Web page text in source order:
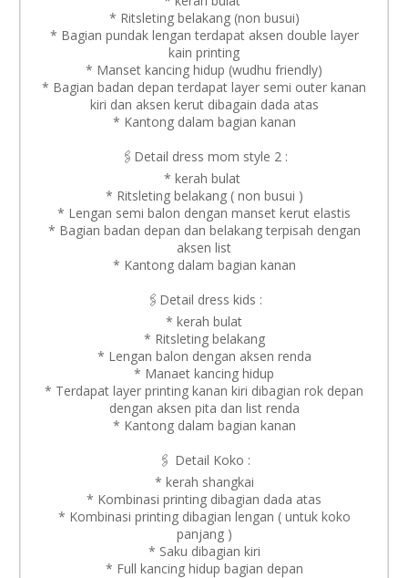
* Ritsleting belakang (non busui)
* Bagian pundak lengan terdapat aksen double layer
kain printing
* Manset kancing hidup (wudhu friendly)
* Bagian badan depan terdapat layer semi outer kanan
kiri dan aksen kerut dibagain dada atas
* Kantong dalam bagian kanan
🖇️Detail dress mom style 2 :
* kerah bulat
* Ritsleting belakang ( non busui )
* Lengan semi balon dengan manset kerut elastis
* Bagian badan depan dan belakang terpisah dengan
aksen list
* Kantong dalam bagian kanan
🖇️Detail dress kids :
* kerah bulat
* Ritsleting belakang
* Lengan balon dengan aksen renda
* Manaet kancing hidup
* Terdapat layer printing kanan kiri dibagian rok depan
dengan aksen pita dan list renda
* Kantong dalam bagian kanan
🖇️ Detail Koko :
* kerah shangkai
* Kombinasi printing dibagian dada atas
* Kombinasi printing dibagian lengan ( untuk koko
panjang )
* Saku dibagian kiri
* Full kancing hidup bagian depan